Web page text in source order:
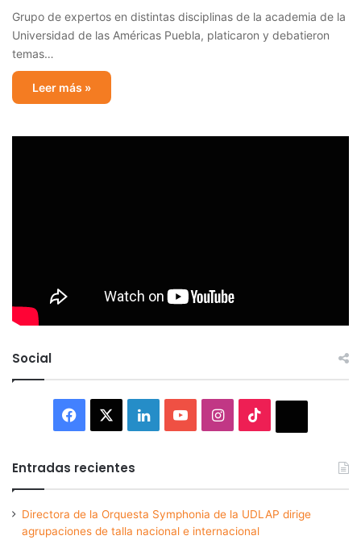
Grupo de expertos en distintas disciplinas de la academia de la
Universidad de las Américas Puebla, platicaron y debatieron
temas…
Leer más »
Social
Facebook LinkedInYouTubeInstagram
Entradas recientes
Directora de la Orquesta Symphonia de la UDLAP dirige
agrupaciones de talla nacional e internacional